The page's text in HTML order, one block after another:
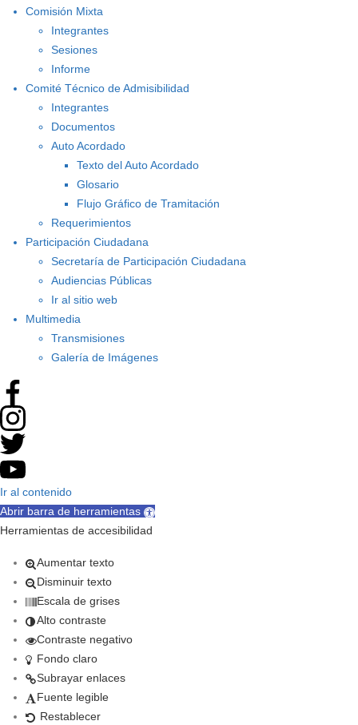
Comisión Mixta
Integrantes
Sesiones
Informe
Comité Técnico de Admisibilidad
Integrantes
Documentos
Auto Acordado
Texto del Auto Acordado
Glosario
Flujo Gráfico de Tramitación
Requerimientos
Participación Ciudadana
Secretaría de Participación Ciudadana
Audiencias Públicas
Ir al sitio web
Multimedia
Transmisiones
Galería de Imágenes
Ir al contenido
Abrir barra de herramientas
Herramientas de accesibilidad
Aumentar texto
Disminuir texto
Escala de grises
Alto contraste
Contraste negativo
Fondo claro
Subrayar enlaces
Fuente legible
Restablecer